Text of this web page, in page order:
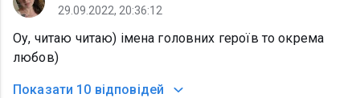
29.09.2022, 20:36:12
Оу, читаю читаю) імена головних героїв то окрема
любов)
Показати 10 відповідей